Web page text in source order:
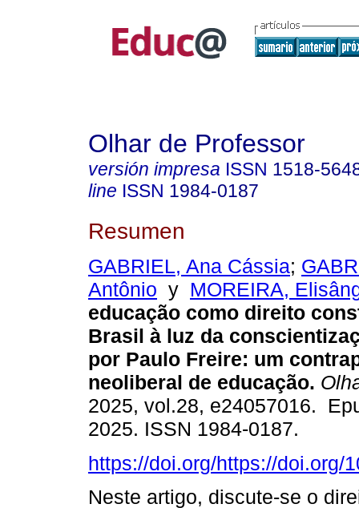
Olhar de Professor
versión impresa ISSN 1518-
line ISSN 1984-0187
Resumen
GABRIEL, Ana Cássia;
Antônio y MOREIRA,
educação como direito
Brasil à luz da
por Paulo Freire: um
neoliberal de educação.
2025, vol.28, e24057016.
2025. ISSN 1984-0187.
https://doi.org/https://doi.org/
Neste artigo, discute-se o